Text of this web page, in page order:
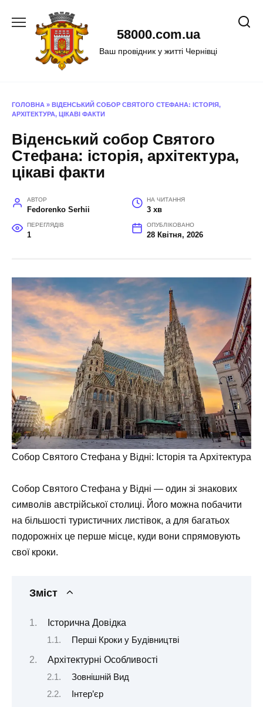
58000.com.ua
Ваш провідник у житті Чернівці
ГОЛОВНА » ВІДЕНСЬКИЙ СОБОР СВЯТОГО СТЕФАНА: ІСТОРІЯ,
АРХІТЕКТУРА, ЦІКАВІ ФАКТИ
Віденський собор Святого
Стефана: історія, архітектура,
цікаві факти
АВТОР
Fedorenko Serhii
НА ЧИТАННЯ
3 хв
ПЕРЕГЛЯДІВ
1
ОПУБЛІКОВАНО
28 Квітня, 2026
Собор Святого Стефана у Відні: Історія та Архітектура
Собор Святого Стефана у Відні — один зі знакових
символів австрійської столиці. Його можна побачити
на більшості туристичних листівок, а для багатьох
подорожніх це перше місце, куди вони спрямовують
свої кроки.
Зміст
Історична Довідка
Перші Кроки у Будівництві
Архітектурні Особливості
Зовнішній Вид
Інтер’єр